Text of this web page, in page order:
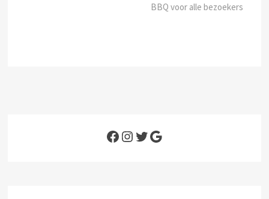
post:
BBQ voor alle bezoekers
Facebook
Instagram
Twitter
Google